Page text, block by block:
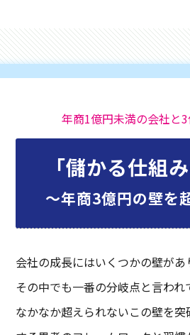
年商1億円未満の会社と
「儲かる仕組
〜年商3億円の壁を
会社の成長にはいくつかの壁があ
その中でも一番の分岐点と言われ
なかなか超えられないこの壁を